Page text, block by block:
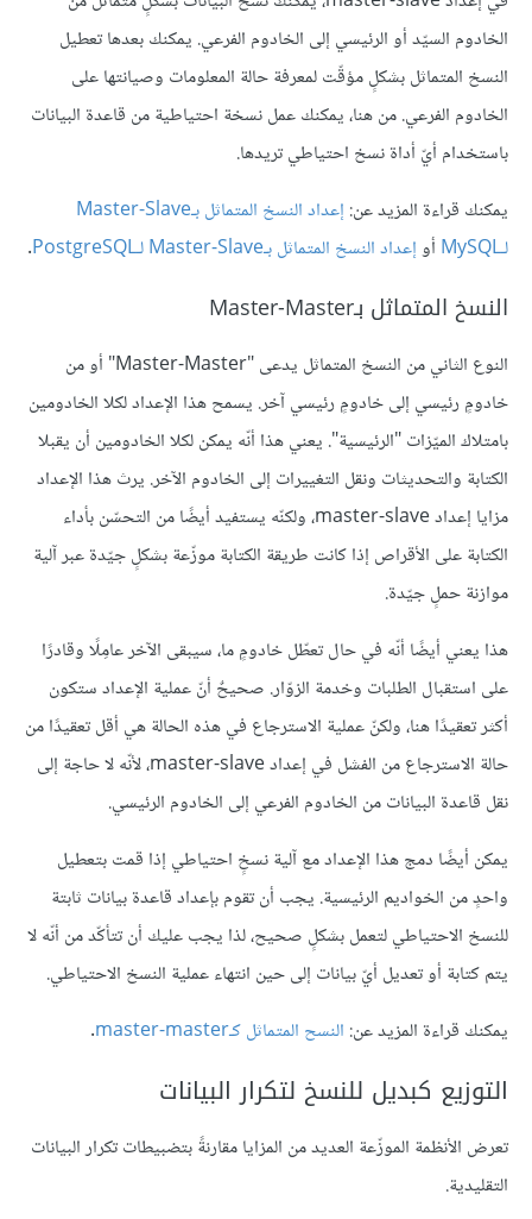
الخادوم السيّد أو الرئيسي إلى الخادوم الفرعي. يمكنك بعدها تعطيل
النسخ المتماثل بشكلٍ مؤقّت لمعرفة حالة المعلومات وصيانتها على
الخادوم الفرعي. من هنا، يمكنك عمل نسخة احتياطية من قاعدة البيانات
باستخدام أيّ أداة نسخ احتياطي تريدها.
يمكنك قراءة المزيد عن:
إعداد النسخ المتماثل بـMaster-Slave
لـMySQL
أوإعداد النسخ المتماثل بـMaster-Slave لـPostgreSQL .
النسخ المتماثل بـMaster-Master
النوع الثاني من النسخ المتماثل يدعى "Master-Master" أو من
خادومٍ رئيسي إلى خادومٍ رئيسي آخر. يسمح هذا الإعداد لكلا الخادومين
بامتلاك الميّزات "الرئيسية". يعني هذا أنّه يمكن لكلا الخادومين أن يقبلا
الكتابة والتحديثات ونقل التغييرات إلى الخادوم الآخر. يرث هذا الإعداد
مزايا إعداد master-slave، ولكنّه يستفيد أيضًا من التحسّن بأداء
الكتابة على الأقراص إذا كانت طريقة الكتابة موزّعة بشكلٍ جيّدة عبر آلية
موازنة حملٍ جيّدة.
هذا يعني أيضًا أنّه في حال تعطّل خادومٍ ما، سيبقى الآخر عامِلًا وقادرًا
على استقبال الطلبات وخدمة الزوّار. صحيحٌ أنّ عملية الإعداد ستكون
أكثر تعقيدًا هنا، ولكنّ عملية الاسترجاع في هذه الحالة هي أقل تعقيدًا من
حالة الاسترجاع من الفشل في إعداد master-slave، لأنّه لا حاجة إلى
نقل قاعدة البيانات من الخادوم الفرعي إلى الخادوم الرئيسي.
يمكن أيضًا دمج هذا الإعداد مع آلية نسخٍ احتياطي إذا قمت بتعطيل
واحدٍ من الخواديم الرئيسية. يجب أن تقوم بإعداد قاعدة بيانات ثابتة
للنسخ الاحتياطي لتعمل بشكلٍ صحيح، لذا يجب عليك أن تتأكّد من أنّه لا
يتم كتابة أو تعديل أيّ بيانات إلى حين انتهاء عملية النسخ الاحتياطي.
يمكنك قراءة المزيد عن: النسح المتماثل كـmaster-master .
التوزيع كبديل للنسخ لتكرار البيانات
تعرض الأنظمة الموزّعة العديد من المزايا مقارنةً بتضبيطات تكرار البيانات
التقليدية.